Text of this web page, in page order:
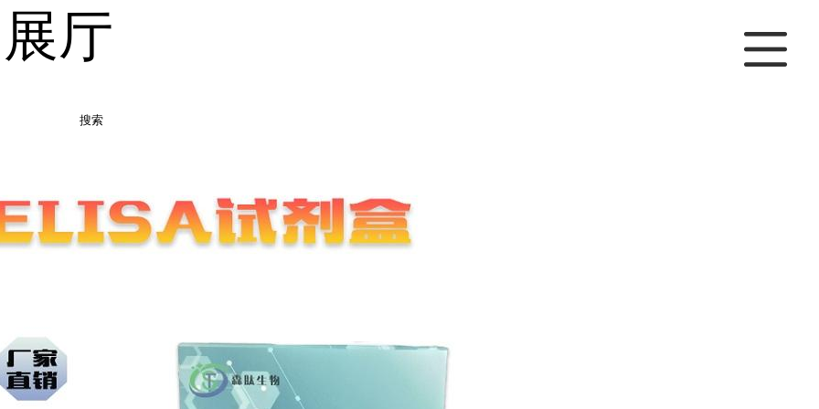
厅
搜索